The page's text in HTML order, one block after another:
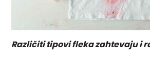
Različiti tipovi fleka zahtevaju i